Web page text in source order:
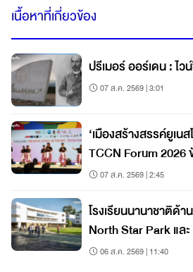
เนื้อหาที่เกี่ยวข้อง
ปรีเมอร์ ออร์เดน :
07 ส.ค. 2569 | 3:01
‘เมืองสร้างสรรค์ยูเน
TCCN Forum
เมืองอย่างยั่งยืน
07 ส.ค. 2569 | 2:45
โรงเรียนนานาชาติด้
North Star Park แล
นักกีฬาแนวใหม่
06 ส.ค. 2569 | 11:40